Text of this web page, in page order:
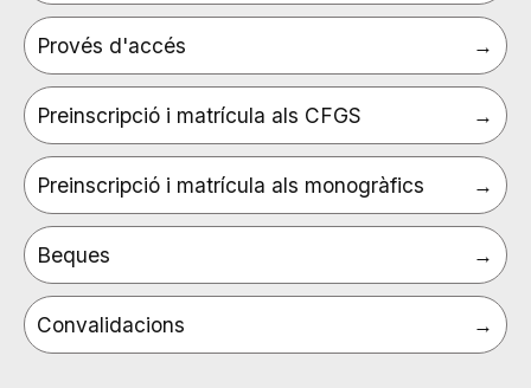
Provés d'accés
Preinscripció i matrícula als CFGS
Preinscripció i matrícula als monogràfics
Beques
Convalidacions